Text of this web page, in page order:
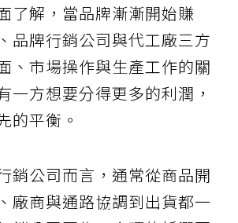
了解，當品牌漸漸開始賺
品牌行銷公司與代工廠三方
、市場操作與生產工作的關
一方想要分得更多的利潤，
的平衡。
銷公司而言，通常從商品開
廠商與通路協調到出貨都一